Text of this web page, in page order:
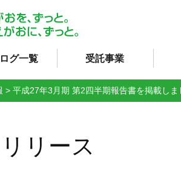
グ一覧 受託事業
> 平成27年3月期 第2四半期報告書を掲載しま
リース